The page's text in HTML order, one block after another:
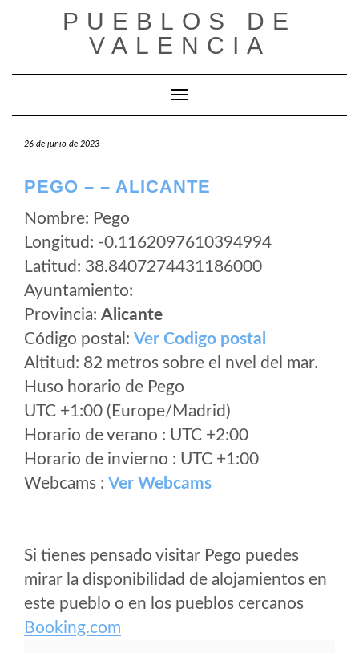
PUEBLOS DE
VALENCIA
Cambiar modo de navegación
26 de junio de 2023
PEGO – – ALICANTE
Nombre: Pego
Longitud: -0.1162097610394994
Latitud: 38.8407274431186000
Ayuntamiento:
Provincia: Alicante
Código postal: Ver Codigo postal
Altitud: 82 metros sobre el nvel del mar.
Huso horario de Pego
UTC +1:00 (Europe/Madrid)
Horario de verano : UTC +2:00
Horario de invierno : UTC +1:00
Webcams : Ver Webcams
Si tienes pensado visitar Pego puedes
mirar la disponibilidad de alojamientos en
este pueblo o en los pueblos cercanos
Booking.com